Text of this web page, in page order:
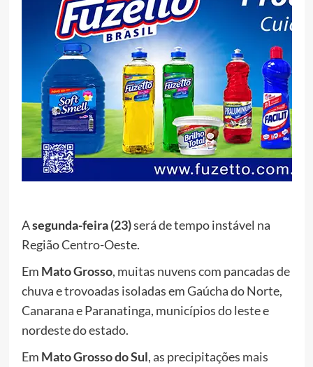
Asegunda-feira (23)será de tempo instável na
Região Centro-Oeste.
Em Mato Grosso, muitas nuvens com pancadas de
chuva e trovoadas isoladas em Gaúcha do Norte,
Canarana e Paranatinga, municípios do leste e
nordeste do estado.
Em Mato Grosso do Sul, as precipitações mais